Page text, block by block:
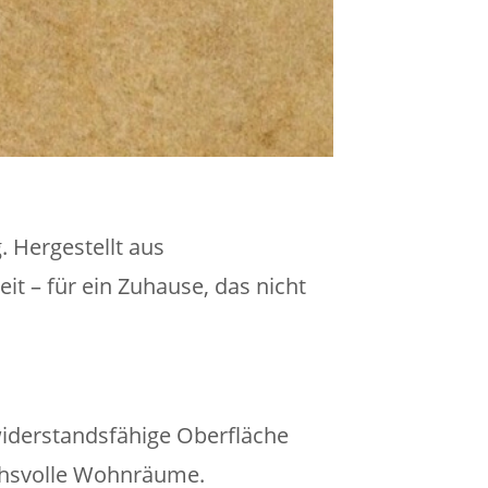
Hergestellt aus
– für ein Zuhause, das nicht
Oberfläche
Wohnräume.